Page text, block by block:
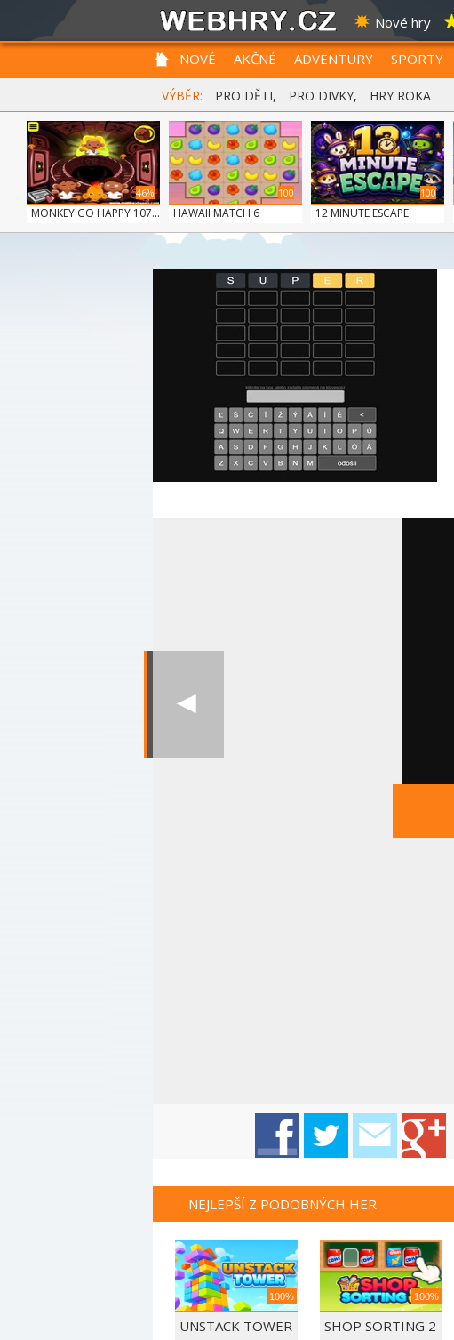
Nové hry
NOVÉ AKČNÉ ADVENTURY SPORTY
VÝBĚR: PRO DĚTI, PRO DIVKY, HRY ROKA
46%
MONKEY GO HAPPY 107...
100
HAWAII MATCH 6
100
12 MINUTE ESCAPE
NEJLEPŠÍ Z PODOBNÝCH HER
100%
UNSTACK TOWER
100%
SHOP SORTING 2